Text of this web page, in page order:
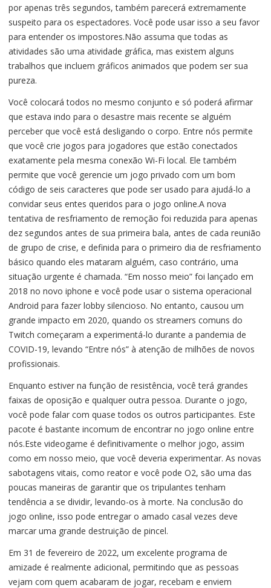
por apenas três segundos, também parecerá extremamente
suspeito para os espectadores. Você pode usar isso a seu favor
para entender os impostores.Não assuma que todas as
atividades são uma atividade gráfica, mas existem alguns
trabalhos que incluem gráficos animados que podem ser sua
pureza.
Você colocará todos no mesmo conjunto e só poderá afirmar
que estava indo para o desastre mais recente se alguém
perceber que você está desligando o corpo. Entre nós permite
que você crie jogos para jogadores que estão conectados
exatamente pela mesma conexão Wi-Fi local. Ele também
permite que você gerencie um jogo privado com um bom
código de seis caracteres que pode ser usado para ajudá-lo a
convidar seus entes queridos para o jogo online.A nova
tentativa de resfriamento de remoção foi reduzida para apenas
dez segundos antes de sua primeira bala, antes de cada reunião
de grupo de crise, e definida para o primeiro dia de resfriamento
básico quando eles mataram alguém, caso contrário, uma
situação urgente é chamada. “Em nosso meio” foi lançado em
2018 no novo iphone e você pode usar o sistema operacional
Android para fazer lobby silencioso. No entanto, causou um
grande impacto em 2020, quando os streamers comuns do
Twitch começaram a experimentá-lo durante a pandemia de
COVID-19, levando “Entre nós” à atenção de milhões de novos
profissionais.
Enquanto estiver na função de resistência, você terá grandes
faixas de oposição e qualquer outra pessoa. Durante o jogo,
você pode falar com quase todos os outros participantes. Este
pacote é bastante incomum de encontrar no jogo online entre
nós.Este videogame é definitivamente o melhor jogo, assim
como em nosso meio, que você deveria experimentar. As novas
sabotagens vitais, como reator e você pode O2, são uma das
poucas maneiras de garantir que os tripulantes tenham
tendência a se dividir, levando-os à morte. Na conclusão do
jogo online, isso pode entregar o amado casal vezes deve
marcar uma grande destruição de pincel.
Em 31 de fevereiro de 2022, um excelente programa de
amizade é realmente adicional, permitindo que as pessoas
vejam com quem acabaram de jogar, recebam e enviem